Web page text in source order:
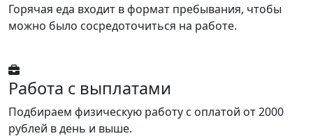
Горячая еда входит в формат пребывания, чтобы
можно было сосредоточиться на работе.
Работа с выплатами
Подбираем физическую работу с оплатой от 2000
рублей в день и выше.